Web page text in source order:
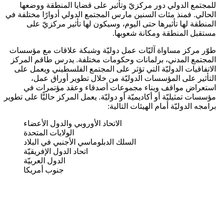
للمجتمع الدولي دور مركزيّ وتأثير على قضايا المنطقة ووضعها
الحالي. فمنذ مئات السنين مارس المجتمع الدولي أدوارًا مختلفة في
المنطقة لها تأثيرها حتى اليوم، وسيكون لها تأثير مركزيّ على
مستقبل المنطقة ومكانة شعوبها.
طوّر مركز مساواة آليّات عمل دوليّة وشبكة علاقات مع مؤسسات
المجتمع المدني، برلمانات وحكومات مختلفة. يدرس طاقم المركز
الاتفاقيات الدوليّة التي تؤثر على المجتمع الفلسطيني ويعمل على
التأثير على المؤسسات الدوليّة من خلال تطوير أوراق عمل،
استعراض مواقف وبناء مجموعات أصدقاء وعقد مؤتمرات في
مؤسسات تمثيليّة أو أكاديميّة أو دوليّة. يعمل المركز حاليًّا على تطوير
برامجه الدوليّة أمام الهيئات التالية:
الاتحاد الأوروبي والدول الأعضاء
الولايات المتحدة
السلك الدبلوماسي الأجنبي في البلاد
اتحاد الدول الإفريقيّة
الدول العربيّة
جنوب أمريكا